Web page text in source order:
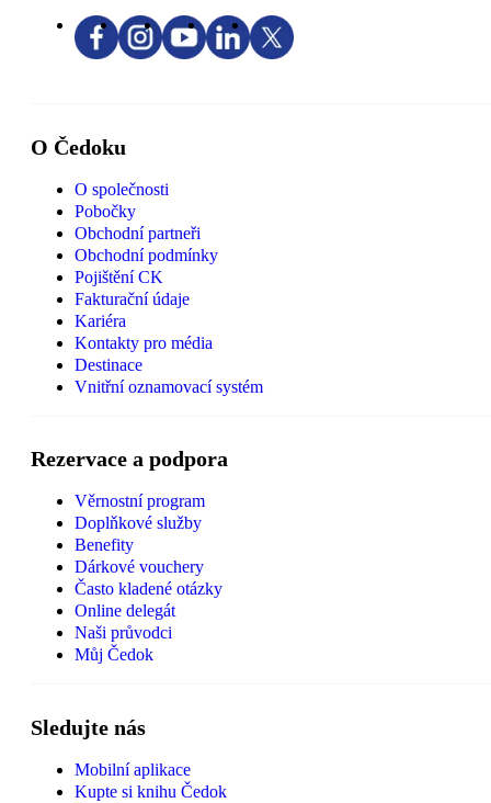
O Čedoku
O společnosti
Pobočky
Obchodní partneři
Obchodní podmínky
Pojištění CK
Fakturační údaje
Kariéra
Kontakty pro média
Destinace
Vnitřní oznamovací systém
Rezervace a podpora
Věrnostní program
Doplňkové služby
Benefity
Dárkové vouchery
Často kladené otázky
Online delegát
Naši průvodci
Můj Čedok
Sledujte nás
Mobilní aplikace
Kupte si knihu Čedok